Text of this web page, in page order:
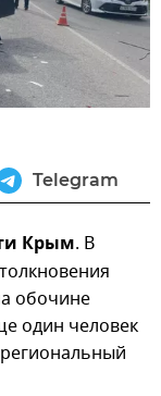
Telegram
Крым. В
обочине
один человек